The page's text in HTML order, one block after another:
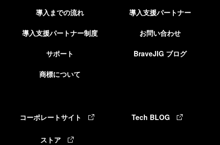
導入までの流れ 導入支援パートナー
導入支援パートナー制度 お問い合わせ
商標について
BraveJIG ブログ
サポート
コーポレートサイト Tech BLOG
ストア